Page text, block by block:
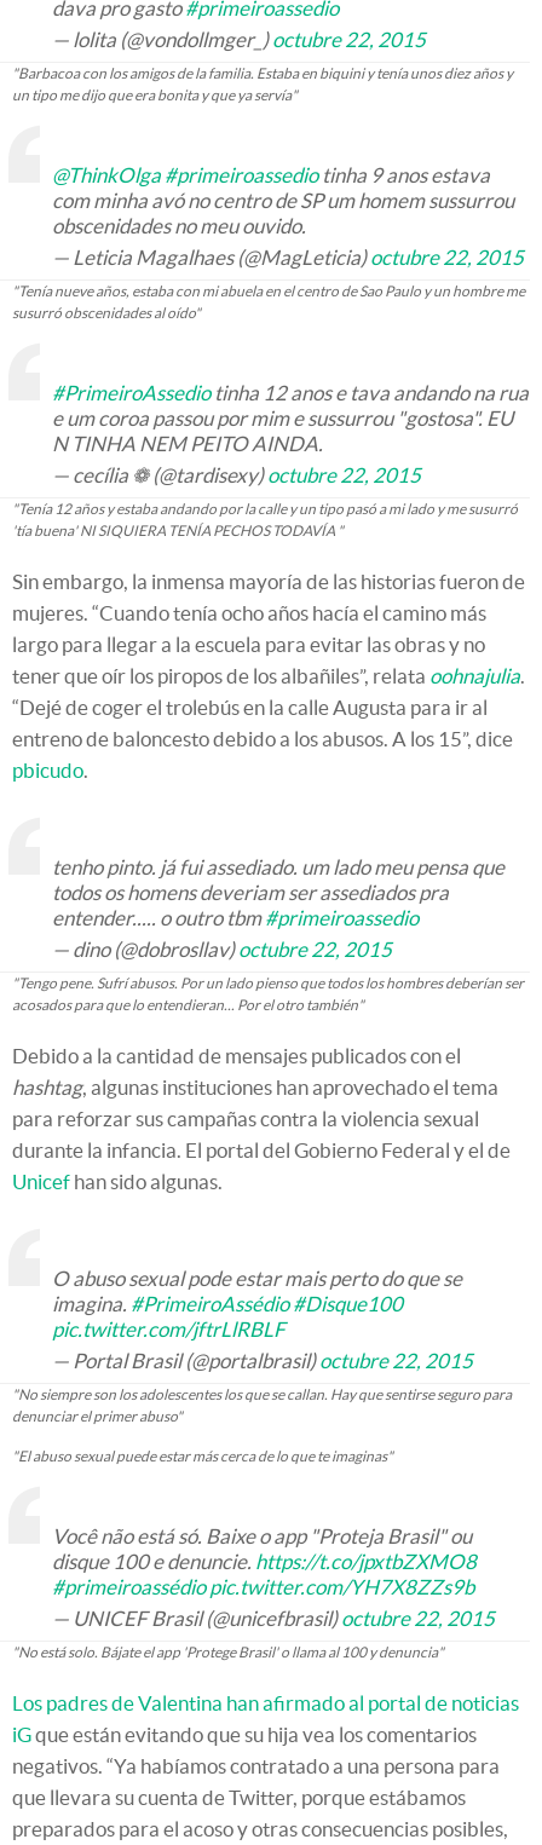
dava pro gasto#primeiroassedio
— lolita (@vondollmger_)octubre 22, 2015
"Barbacoa con los amigos de la familia. Estaba en biquini y tenía unos diez años y
un tipo me dijo que era bonita y que ya servía"
@ThinkOlga #primeiroassediotinha 9 anos estava
com minha avó no centro de SP um homem sussurrou
obscenidades no meu ouvido.
— Leticia Magalhaes (@MagLeticia)octubre 22, 2015
"Tenía nueve años, estaba con mi abuela en el centro de Sao Paulo y un hombre me
susurró obscenidades al oído"
#PrimeiroAssediotinha 12 anos e tava andando na rua
e um coroa passou por mim e sussurrou "gostosa". EU
N TINHA NEM PEITO AINDA.
— cecília ❁ (@tardisexy)octubre 22, 2015
"Tenía 12 años y estaba andando por la calle y un tipo pasó a mi lado y me susurró
'tía buena' NI SIQUIERA TENÍA PECHOS TODAVÍA "
Sin embargo, la inmensa mayoría de las historias fueron de
mujeres. “Cuando tenía ocho años hacía el camino más
largo para llegar a la escuela para evitar las obras y no
tener que oír los piropos de los albañiles”, relata oohnajulia.
“Dejé de coger el trolebús en la calle Augusta para ir al
entreno de baloncesto debido a los abusos. A los 15”, dice
pbicudo.
tenho pinto. já fui assediado. um lado meu pensa que
todos os homens deveriam ser assediados pra
entender..... o outro tbm#primeiroassedio
— dino (@dobrosllav)octubre 22, 2015
"Tengo pene. Sufrí abusos. Por un lado pienso que todos los hombres deberían ser
acosados para que lo entendieran... Por el otro también"
Debido a la cantidad de mensajes publicados con el
hashtag, algunas instituciones han aprovechado el tema
para reforzar sus campañas contra la violencia sexual
durante la infancia. El portal del Gobierno Federal y el de
Unicef han sido algunas.
O abuso sexual pode estar mais perto do que se
imagina. #PrimeiroAssédio #Disque100
pic.twitter.com/jftrLlRBLF
— Portal Brasil (@portalbrasil)octubre 22, 2015
"No siempre son los adolescentes los que se callan. Hay que sentirse seguro para
denunciar el primer abuso"
"El abuso sexual puede estar más cerca de lo que te imaginas"
Você não está só. Baixe o app "Proteja Brasil" ou
disque 100 e denuncie. https://t.co/jpxtbZXMO8
#primeiroassédio pic.twitter.com/YH7X8ZZs9b
— UNICEF Brasil (@unicefbrasil)octubre 22, 2015
"No está solo. Bájate el app 'Protege Brasil' o llama al 100 y denuncia"
Los padres de Valentina han afirmado al portal de noticias
iGque están evitando que su hija vea los comentarios
negativos. “Ya habíamos contratado a una persona para
que llevara su cuenta de Twitter, porque estábamos
preparados para el acoso y otras consecuencias posibles,